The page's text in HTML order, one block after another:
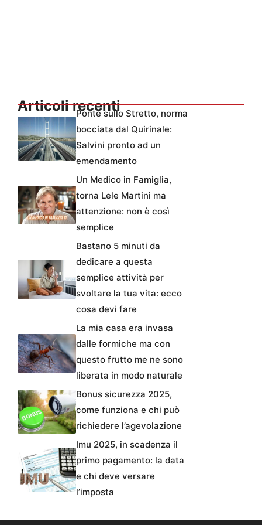
Articoli recentiPonte sullo Stretto, norma
bocciata dal Quirinale:
Salvini pronto ad un
emendamento
Un Medico in Famiglia,
torna Lele Martini ma
attenzione: non è così
semplice
Bastano 5 minuti da
dedicare a questa
semplice attività per
svoltare la tua vita: ecco
cosa devi fare
La mia casa era invasa
dalle formiche ma con
questo frutto me ne sono
liberata in modo naturale
Bonus sicurezza 2025,
come funziona e chi può
richiedere l’agevolazione
Imu 2025, in scadenza il
primo pagamento: la data
e chi deve versare
l’imposta